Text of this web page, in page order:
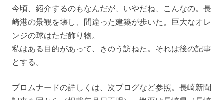
今頃、紹介するのもなんだが、いやだね、こんなの。長
崎港の景観を壊し、間違った建築が歩いた。巨大なオレ
ンジの球はただ飾り物。
私はある目的があって、きのう訪ねた。それは後の記事
とする。
プロムナードの詳しくは、次ブログなど参照。長崎新聞